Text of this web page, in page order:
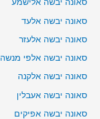
סאונה יבשה אלישמע
סאונה יבשה אלעד
סאונה יבשה אלעזר
סאונה יבשה אלפי מנשה
סאונה יבשה אלקנה
סאונה יבשה אעבלין
סאונה יבשה אפיקים